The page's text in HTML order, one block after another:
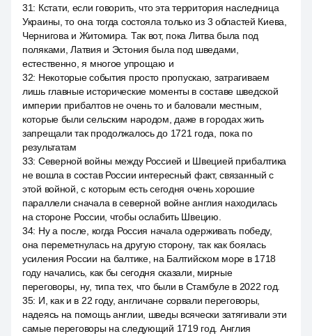
31: Кстати, если говорить, что эта территория наследница
Украины, то она тогда состояла только из 3 областей Киева,
Чернигова и Житомира. Так вот, пока Литва была под
поляками, Латвия и Эстония была под шведами,
естественно, я многое упрощаю и
32: Некоторые события просто пропускаю, затрагиваем
лишь главные исторические моменты в составе шведской
империи прибалтов не очень то и баловали местным,
которые были сельским народом, даже в городах жить
запрещали так продолжалось до 1721 года, пока по
результатам
33: Северной войны между Россией и Швецией прибалтика
не вошла в состав России интересный факт, связанный с
этой войной, с которым есть сегодня очень хорошие
параллели сначала в северной войне англия находилась
на стороне России, чтобы ослабить Швецию.
34: Ну а после, когда Россия начала одерживать победу,
она переметнулась на другую сторону, так как боялась
усиления России на балтике, на Балтийском море в 1718
году начались, как бы сегодня сказали, мирные
переговоры, ну, типа тех, что были в Стамбуле в 2022 год.
35: И, как и в 22 году, англичане сорвали переговоры,
надеясь на помощь англии, шведы всячески затягивали эти
самые переговоры на следующий 1719 год. Англия